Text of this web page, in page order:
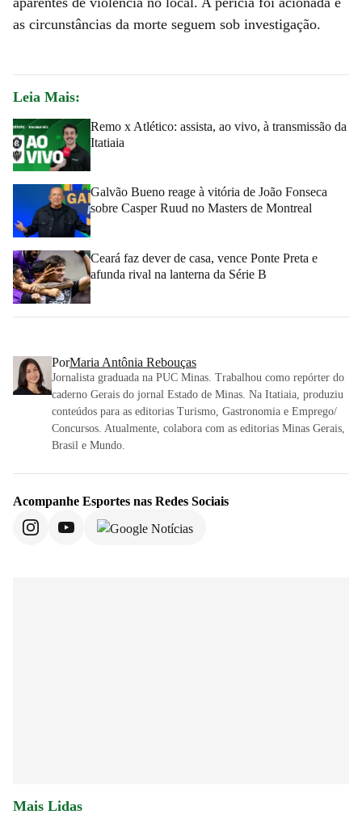
as circunstâncias da morte seguem sob investigação.
Leia Mais:
Remo x Atlético: assista, ao vivo, à transmissão da
Itatiaia
Galvão Bueno reage à vitória de João Fonseca
sobre Casper Ruud no Masters de Montreal
Ceará faz dever de casa, vence Ponte Preta e
afunda rival na lanterna da Série B
PorMaria Antônia Rebouças
Jornalista graduada na PUC Minas. Trabalhou como repórter do
caderno Gerais do jornal Estado de Minas. Na Itatiaia, produziu
conteúdos para as editorias Turismo, Gastronomia e Emprego/
Concursos. Atualmente, colabora com as editorias Minas Gerais,
Brasil e Mundo.
Acompanhe Esportes nas Redes Sociais
Mais Lidas